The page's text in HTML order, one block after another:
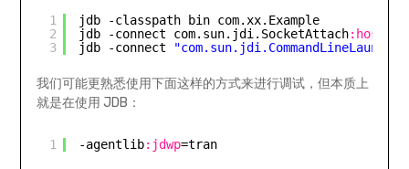
1
2
3
jdb -classpath bin com.xx.Example
jdb -connect com.sun.jdi.SocketAttach
jdb -connect
我们可能更熟悉使用下面这样的方式来进行调试，但本质上
就是在使用 JDB：
1 -agentlib:jdwp=tran